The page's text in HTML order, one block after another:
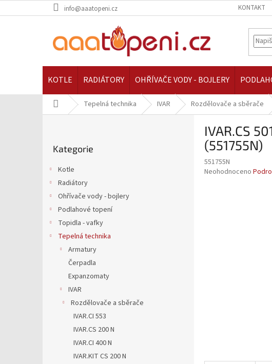
na
info@aaatopeni.cz KONTAKT
KOTLE RADIÁTORY OHŘÍVAČE VODY - BOJLERY
Domů Tepelná technika IVAR Rozdělovače a sběrače
kategorie
Kategorie
Kotle
Radiátory
Ohřívače vody - bojlery
Podlahové topení
Topidla - vafky
Tepelná technika
Armatury
Čerpadla
Expanzomaty
IVAR
Rozdělovače a sběrače
IVAR.CI 553
IVAR.CS 200 N
IVAR.CI 400 N
IVAR.KIT CS 200 N
IVAR.CS
(551755N)
551755N
Průměrné
Neohodnoceno